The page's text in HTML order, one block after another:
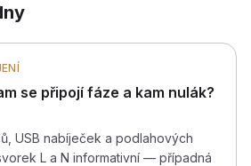
se připojí fáze a kam nulák?
USB nabíječek a podlahových
L a N informativní — případná